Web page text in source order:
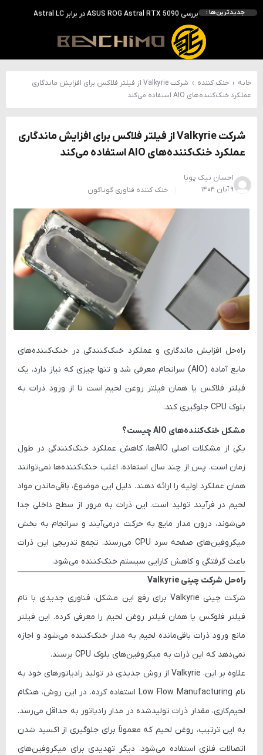
جدیدترین‌ها :
بررسی ASUS ROG Astral RTX 5090 در برابر Astral LC؛ آیا کارت گرافیک خنک‌تر واقعاً سریع‌تر است؟
احتمال معرفی GeForce RTX 5070 SUPER با حافظه 18 گیگابایتی؛ ارتقای محسوس نسبت به مدل استاندارد
انویدیا DLSS 5 را با سه مدل هوش مصنوعی معرفی کرد؛ انتقادهای اولیه نتیجه داد
انویدیا پردازنده 88 هسته‌ای Vera را معرفی کرد؛ CPU اختصاصی برای نسل بعدی هوش مصنوعی
خانه › خنک کننده ›
شرکت Valkyrie از فیلتر فلاکس برای افزایش ماندگاری
عملکرد خنک‌کننده‌های AIO استفاده می‌کند
شرکت Valkyrie از فیلتر فلاکس برای افزایش ماندگاری
عملکرد خنک‌کننده‌های AIO استفاده می‌کند
احسان نیک پویا
۹ آبان ۱۴۰۴
خنک کننده فناوری گوناگون
راه‌حل افزایش ماندگاری و عملکرد خنک‌کنندگی در خنک‌کننده‌های
مایع آماده (AIO) سرانجام معرفی شد و تنها چیزی که نیاز دارد، یک
فیلتر فلاکس یا همان فیلتر روغن لحیم است تا از ورود ذرات به
بلوک CPU جلوگیری کند.
مشکل خنک‌کننده‌های AIO چیست؟
یکی از مشکلات اصلی AIOها،
کاهش عملکرد خنک‌کنندگی در طول
زمان است. پس از چند سال استفاده، اغلب خنک‌کننده‌ها نمی‌توانند
همان عملکرد اولیه را ارائه دهند. دلیل این موضوع، باقی‌ماندن مواد
لحیم در فرآیند تولید است. این ذرات به مرور از سطح داخلی جدا
می‌شوند، درون مدار مایع به حرکت درمی‌آیند و سرانجام به بخش
میکروفین‌های صفحه سرد CPU می‌رسند. تجمع تدریجی این ذرات
باعث گرفتگی و کاهش کارایی سیستم خنک‌کننده می‌شود.
راه‌حل شرکت چینی Valkyrie
شرکت چینی Valkyrie برای رفع این مشکل، فناوری جدیدی با نام
فیلتر فلوکس یا همان فیلتر روغن لحیم را معرفی کرده. این فیلتر
مانع ورود ذرات باقی‌مانده‌ لحیم به مدار خنک‌کننده می‌شود و اجازه
نمی‌دهد که این ذرات به میکروفین‌های بلوک CPU برسند.
علاوه بر این، Valkyrie از روش جدیدی در تولید رادیاتورهای خود به
نام Low Flow Manufacturing استفاده کرده. در این روش، هنگام
لحیم‌کاری، مقدار ذرات تولیدشده در مدار رادیاتور به حداقل می‌رسد.
به این ترتیب، روغن لحیم که معمولاً برای جلوگیری از اکسید شدن
اتصالات فلزی استفاده می‌شود، دیگر تهدیدی برای میکروفین‌های